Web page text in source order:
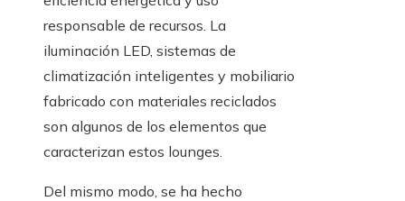
responsable de recursos. La
iluminación LED, sistemas de
climatización inteligentes y mobiliario
fabricado con materiales reciclados
son algunos de los elementos que
caracterizan estos lounges.
Del mismo modo, se ha hecho